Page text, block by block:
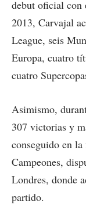
debut oficial con
2013, Carvajal
League, seis
Europa, cuatro
cuatro
Asimismo,
307 victorias y
conseguido en
Campeones,
Londres, donde
partido.